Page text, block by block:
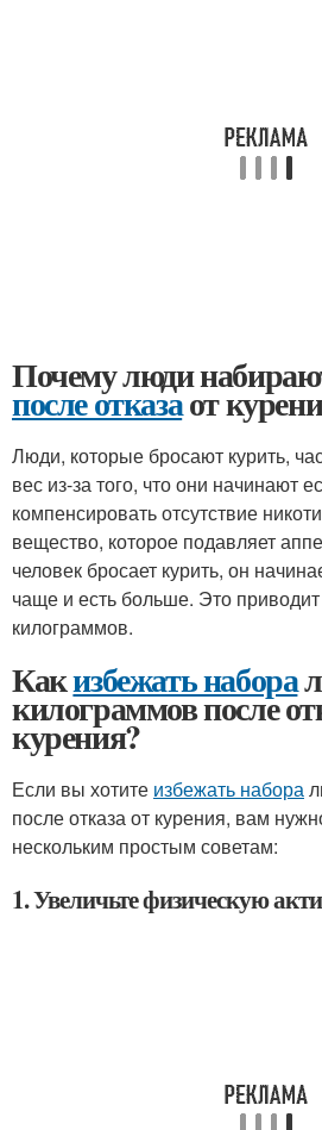
Почему люди
после отказаот
Люди, которые бросают курить,
вес из-за того, что они начинают
компенсировать отсутствие
вещество, которое подавляет
человек бросает курить, он
чаще и есть больше. Это
килограммов.
Какизбежать набора
килограммов после
курения?
Если вы хотите избежать набора
после отказа от курения, вам
нескольким простым советам:
1. Увеличьте физическую